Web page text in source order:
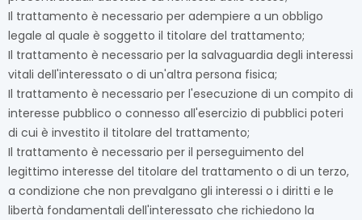
Il trattamento è necessario per adempiere a un obbligo
legale al quale è soggetto il titolare del trattamento;
Il trattamento è necessario per la salvaguardia degli interessi
vitali dell'interessato o di un'altra persona fisica;
Il trattamento è necessario per l'esecuzione di un compito di
interesse pubblico o connesso all'esercizio di pubblici poteri
di cui è investito il titolare del trattamento;
Il trattamento è necessario per il perseguimento del
legittimo interesse del titolare del trattamento o di un terzo,
a condizione che non prevalgano gli interessi o i diritti e le
libertà fondamentali dell'interessato che richiedono la